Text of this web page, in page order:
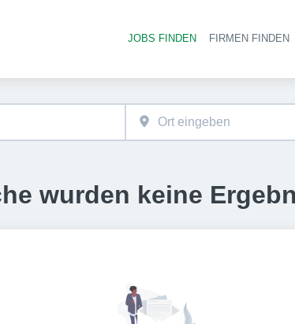
JOBS FINDEN FIRMEN FINDEN
wurden keine